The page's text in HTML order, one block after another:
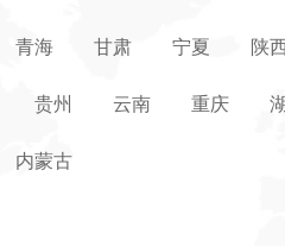
青海 甘肃 宁夏 陕
贵州 云南 重庆
内蒙古